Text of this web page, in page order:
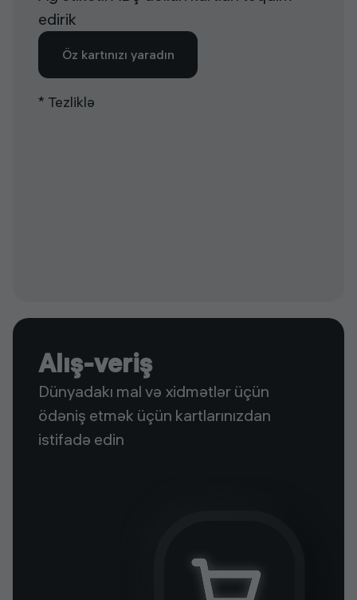
edirik
Öz kartınızı yaradın
* Tezliklə
Alış-veriş
Dünyadakı mal və xidmətlər üçün
ödəniş etmək üçün kartlarınızdan
istifadə edin